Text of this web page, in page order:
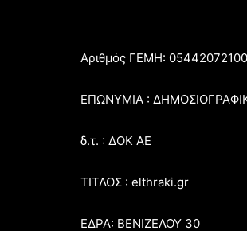
Αριθμός ΓΕΜΗ:
ΕΠΩΝΥΜΙΑ :
δ.τ. : ΔΟΚ ΑΕ
ΤΙΤΛΟΣ : elthraki.gr
ΕΔΡΑ: ΒΕΝΙΖΕΛΟΥ 30